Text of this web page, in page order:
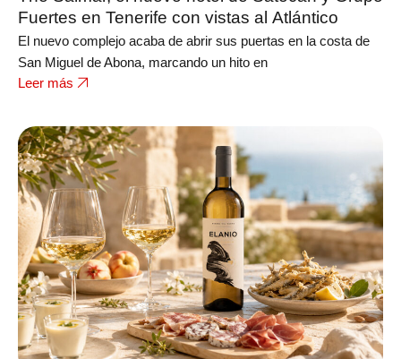
Fuertes en Tenerife con vistas al Atlántico
El nuevo complejo acaba de abrir sus puertas en la costa de
San Miguel de Abona, marcando un hito en
Leer más